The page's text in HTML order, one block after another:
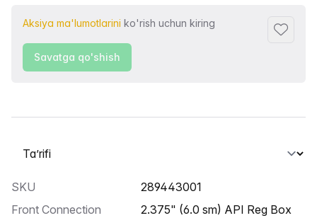
Aksiya ma'lumotlarini ko'rish uchun kiring
Savatga qo'shish
Yorliqni tanlash
SKU
289443001
Front Connection
2.375" (6.0 sm) API Reg Box